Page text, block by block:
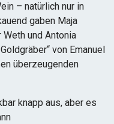
– natürlich nur in
gaben Maja
Weth und Antonia
von Emanuel
überzeugenden
knapp aus, aber es